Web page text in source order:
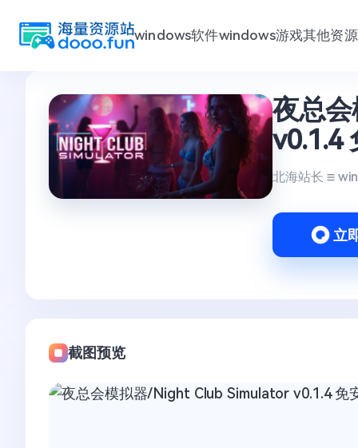
windows软件windows游戏其他资源
夜总
v0.1.4
北海站长
立
截图预览